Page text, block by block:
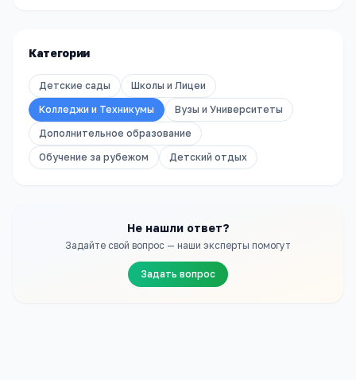
Категории
Детские сады
Школы и Лицеи
Колледжи и Техникумы
Вузы и Университеты
Дополнительное образование
Обучение за рубежом
Детский отдых
Не нашли ответ?
Задайте свой вопрос — наши эксперты помогут
Задать вопрос